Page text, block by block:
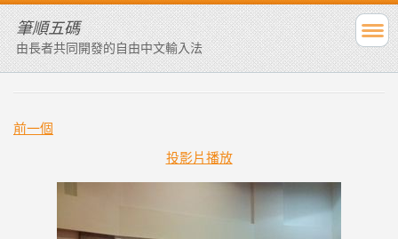
筆順五碼
由長者共同開發的自由中文輸入法
前一個
投影片播放